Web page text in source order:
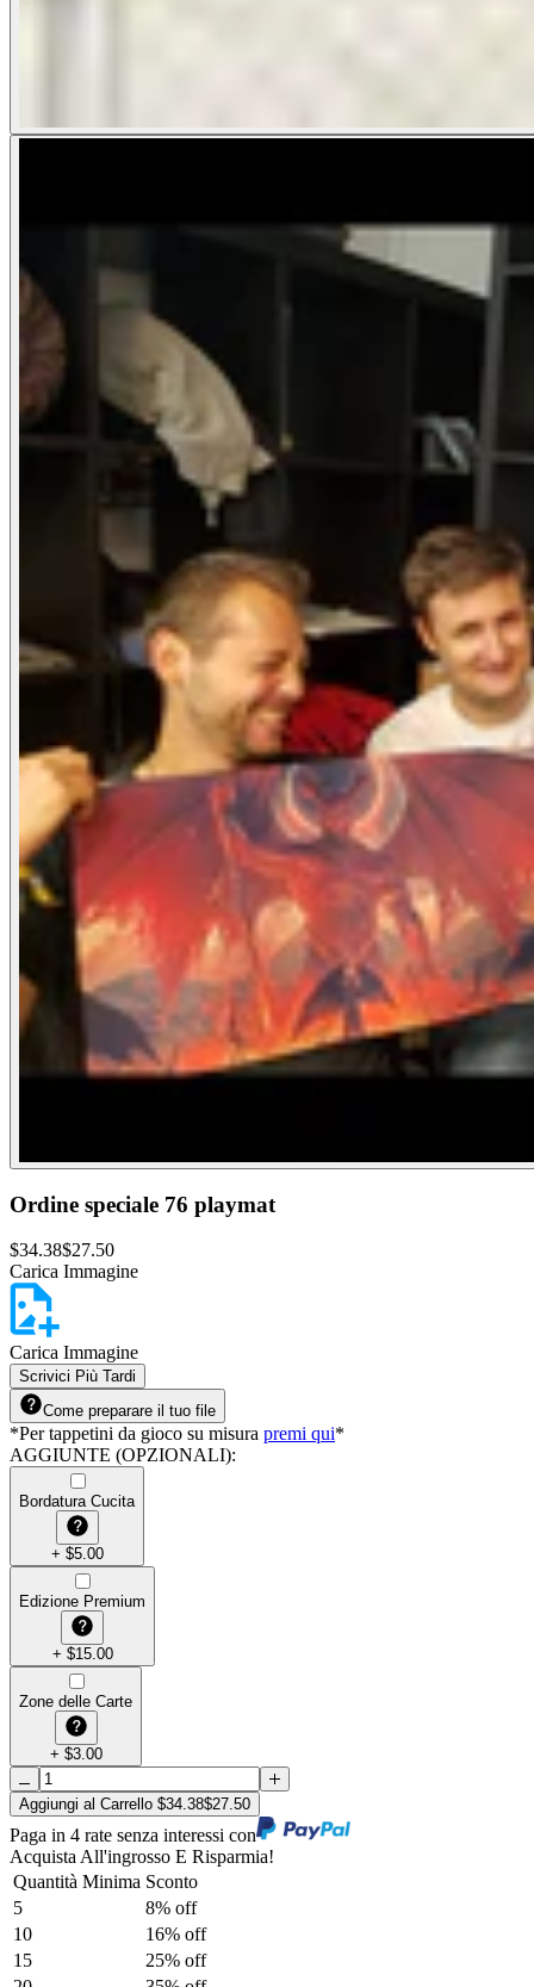
Ordine speciale 76 playmat
$34.38$27.50
Carica Immagine
Carica Immagine
Scrivici Più Tardi
Come preparare il tuo file
*Per tappetini da gioco su misura premi qui*
AGGIUNTE (OPZIONALI):
Bordatura Cucita
+ $5.00
Edizione Premium
+ $15.00
Zone delle Carte
+ $3.00
Aggiungi al Carrello $34.38$27.50
Paga in 4 rate senza interessi con
Acquista All'ingrosso E Risparmia!
Quantità Minima Sconto
5
8% off
10
16% off
15
25% off